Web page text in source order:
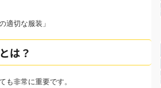
適切な服装」
は？
も非常に重要です。